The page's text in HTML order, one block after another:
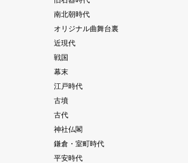
南北朝時代
オリジナル曲舞台裏
近現代
戦国
幕末
江戸時代
古墳
古代
神社仏閣
鎌倉・室町時代
平安時代